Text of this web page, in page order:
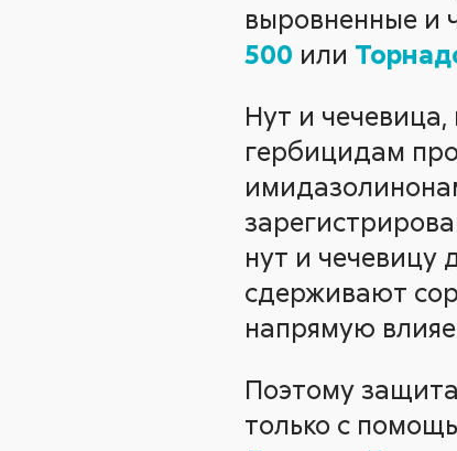
выровненные и
500 или
Нут и
гербицидам
нут и чечевицу
сдерживают
напрямую
Поэтому
только с